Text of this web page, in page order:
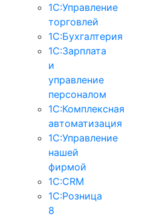
1С:Управление
торговлей
1С:Бухгалтерия
1С:Зарплата
и
управление
персоналом
1С:Комплексная
автоматизация
1С:Управление
нашей
фирмой
1С:CRM
1С:Розница
8